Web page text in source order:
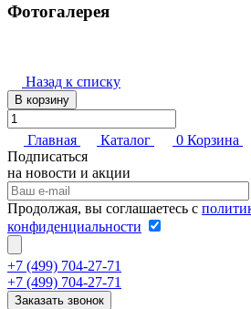
Фотогалерея
Назад к списку
В корзину
Главная Каталог 0 Корзина
Подписаться
на новости и акции
Продолжая, вы соглашаетесь с
конфиденциальности
+7 (499) 704-27-71
+7 (499) 704-27-71
Заказать звонок